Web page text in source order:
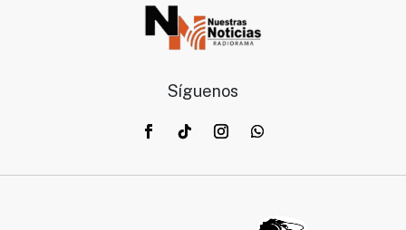
Síguenos